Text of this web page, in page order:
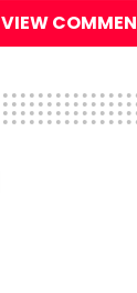
VIEW